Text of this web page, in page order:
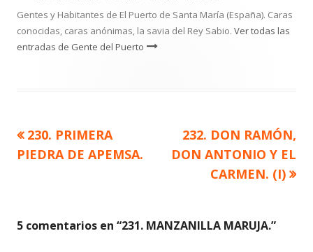
Gentes y Habitantes de El Puerto de Santa María (España). Caras
conocidas, caras anónimas, la savia del Rey Sabio. Ver todas las
entradas de Gente del Puerto
Navegación
Artículo
anterior
230. PRIMERA
PIEDRA DE APEMSA.
Artículo
siguiente
232. DON RAMÓN,
DON ANTONIO Y EL
CARMEN. (I)
5 comentarios en “231. MANZANILLA MARUJA.”